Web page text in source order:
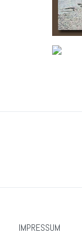
IMPRESSUM